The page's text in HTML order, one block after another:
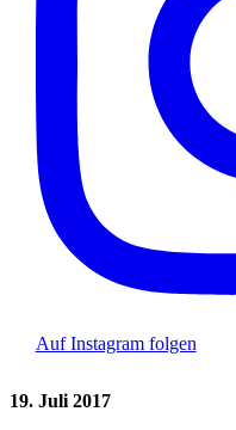
Auf Instagram folgen
19. Juli 2017